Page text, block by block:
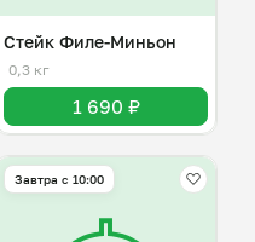
Стейк Филе-Миньон
0,3 кг
1 690 ₽
Завтра c 10:00